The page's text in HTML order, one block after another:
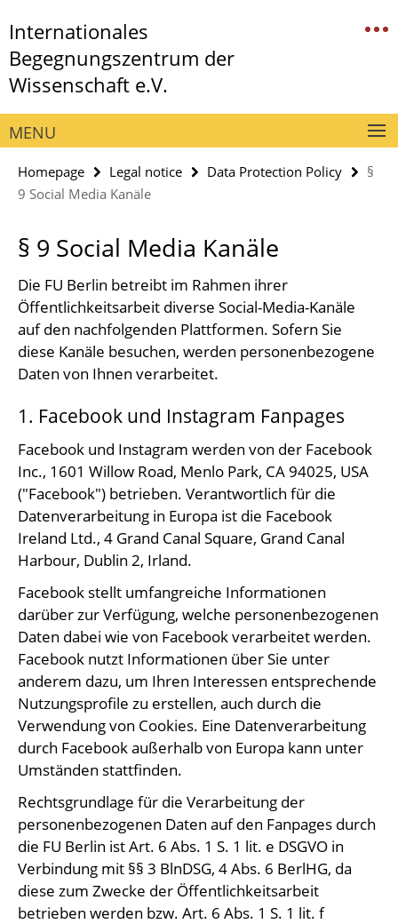
direkt
zu
Inhalt
Internationales
Begegnungszentrum der
Wissenschaft e.V.
Service
Navigation
MENU
Homepage Legal notice Data Protection Policy
§
9 Social Media Kanäle
§ 9 Social Media Kanäle
Die FU Berlin betreibt im Rahmen ihrer
Öffentlichkeitsarbeit diverse Social-Media-Kanäle
auf den nachfolgenden Plattformen. Sofern Sie
diese Kanäle besuchen, werden personenbezogene
Daten von Ihnen verarbeitet.
1. Facebook und Instagram Fanpages
Facebook und Instagram werden von der Facebook
Inc., 1601 Willow Road, Menlo Park, CA 94025, USA
("Facebook") betrieben. Verantwortlich für die
Datenverarbeitung in Europa ist die Facebook
Ireland Ltd., 4 Grand Canal Square, Grand Canal
Harbour, Dublin 2, Irland.
Facebook stellt umfangreiche Informationen
darüber zur Verfügung, welche personenbezogenen
Daten dabei wie von Facebook verarbeitet werden.
Facebook nutzt Informationen über Sie unter
anderem dazu, um Ihren Interessen entsprechende
Nutzungsprofile zu erstellen, auch durch die
Verwendung von Cookies. Eine Datenverarbeitung
durch Facebook außerhalb von Europa kann unter
Umständen stattfinden.
Rechtsgrundlage für die Verarbeitung der
personenbezogenen Daten auf den Fanpages durch
die FU Berlin ist Art. 6 Abs. 1 S. 1 lit. e DSGVO in
Verbindung mit §§ 3 BlnDSG, 4 Abs. 6 BerlHG, da
diese zum Zwecke der Öffentlichkeitsarbeit
betrieben werden bzw. Art. 6 Abs. 1 S. 1 lit. f